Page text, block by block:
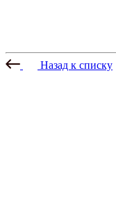
Назад к списку